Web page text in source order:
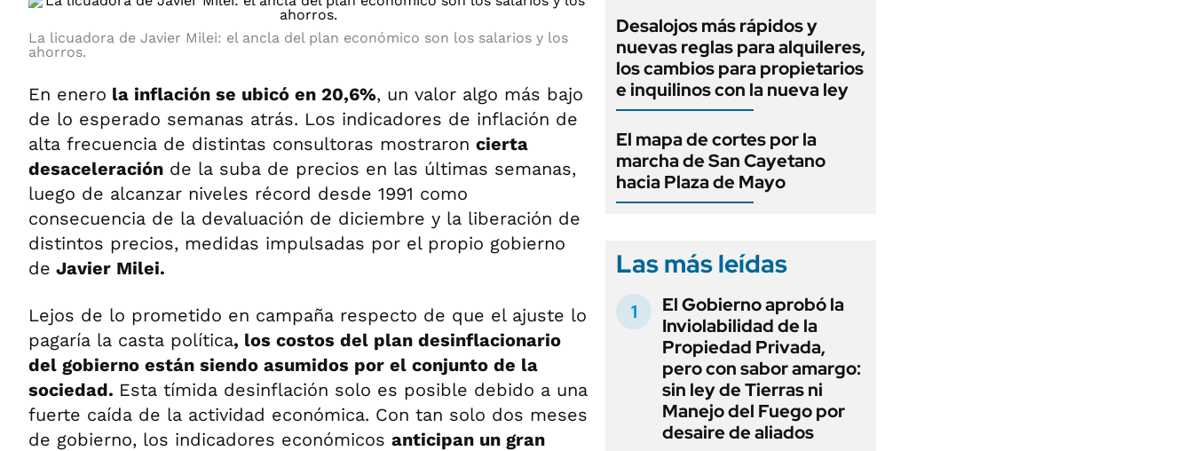
La licuadora de Javier Milei: el ancla del plan económico son los salarios y los
ahorros.
En enero la inflación se ubicó en 20,6%, un valor algo más bajo
de lo esperado semanas atrás. Los indicadores de inflación de
alta frecuencia de distintas consultoras mostraron cierta
desaceleración de la suba de precios en las últimas semanas,
luego de alcanzar niveles récord desde 1991 como
consecuencia de la devaluación de diciembre y la liberación de
distintos precios, medidas impulsadas por el propio gobierno
de Javier Milei.
Lejos de lo prometido en campaña respecto de que el ajuste lo
pagaría la casta política, los costos del plan desinflacionario
del gobierno están siendo asumidos por el conjunto de la
sociedad. Esta tímida desinflación solo es posible debido a una
fuerte caída de la actividad económica. Con tan solo dos meses
de gobierno, los indicadores económicos anticipan un gran
Desalojos más rápidos y
nuevas reglas para alquileres,
los cambios para propietarios
e inquilinos con la nueva ley
El mapa de cortes por la
marcha de San Cayetano
hacia Plaza de Mayo
Las más leídas
El Gobierno aprobó la
Inviolabilidad de la
Propiedad Privada,
pero con sabor amargo:
sin ley de Tierras ni
Manejo del Fuego por
desaire de aliados